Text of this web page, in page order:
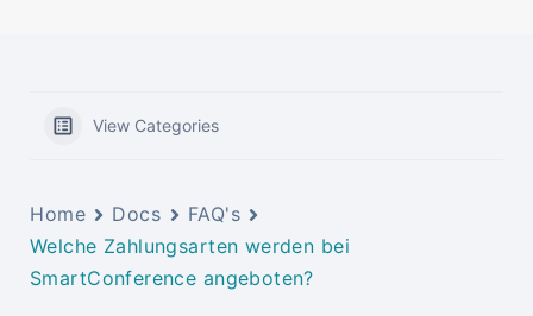
View Categories
Home Docs
FAQ's
Welche Zahlungsarten werden bei
SmartConference angeboten?